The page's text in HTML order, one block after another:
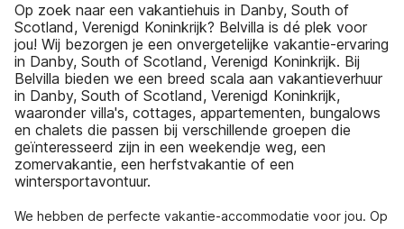
Op zoek naar een vakantiehuis in Danby, South of
Scotland, Verenigd Koninkrijk? Belvilla is dé plek voor
jou! Wij bezorgen je een onvergetelijke vakantie-ervaring
in Danby, South of Scotland, Verenigd Koninkrijk. Bij
Belvilla bieden we een breed scala aan vakantieverhuur
in Danby, South of Scotland, Verenigd Koninkrijk,
waaronder villa's, cottages, appartementen, bungalows
en chalets die passen bij verschillende groepen die
geïnteresseerd zijn in een weekendje weg, een
zomervakantie, een herfstvakantie of een
wintersportavontuur.
We hebben de perfecte vakantie-accommodatie voor jou. Op